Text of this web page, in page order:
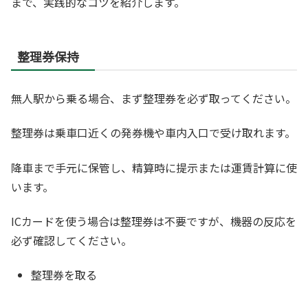
整理券保持
無人駅から乗る場合、まず整理券を必ず取ってください。
整理券は乗車口近くの発券機や車内入口で受け取れます。
降車まで手元に保管し、精算時に提示または運賃計算に使
います。
ICカードを使う場合は整理券は不要ですが、機器の反応を
必ず確認してください。
整理券を取る